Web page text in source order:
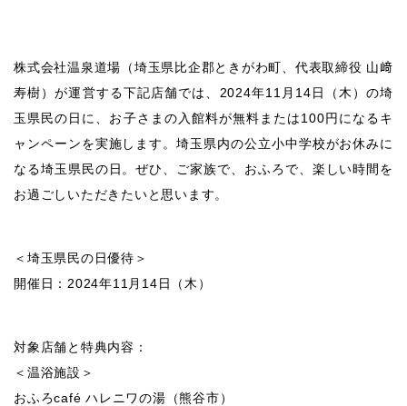
株式会社温泉道場（埼玉県比企郡ときがわ町、代表取締役 山﨑
寿樹）が運営する下記店舗では、2024年11月14日（木）の埼
玉県民の日に、お子さまの入館料が無料または100円になるキ
ャンペーンを実施します。埼玉県内の公立小中学校がお休みに
なる埼玉県民の日。ぜひ、ご家族で、おふろで、楽しい時間を
お過ごしいただきたいと思います。
＜埼玉県民の日優待＞
開催日：2024年11月14日（木）
対象店舗と特典内容：
＜温浴施設＞
おふろcafé ハレニワの湯（熊谷市）